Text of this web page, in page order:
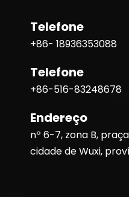
Telefone
+86- 18936353088
Telefone
+86-516-83248678
Endereço
nº 6-7, zona B,
cidade de Wuxi,